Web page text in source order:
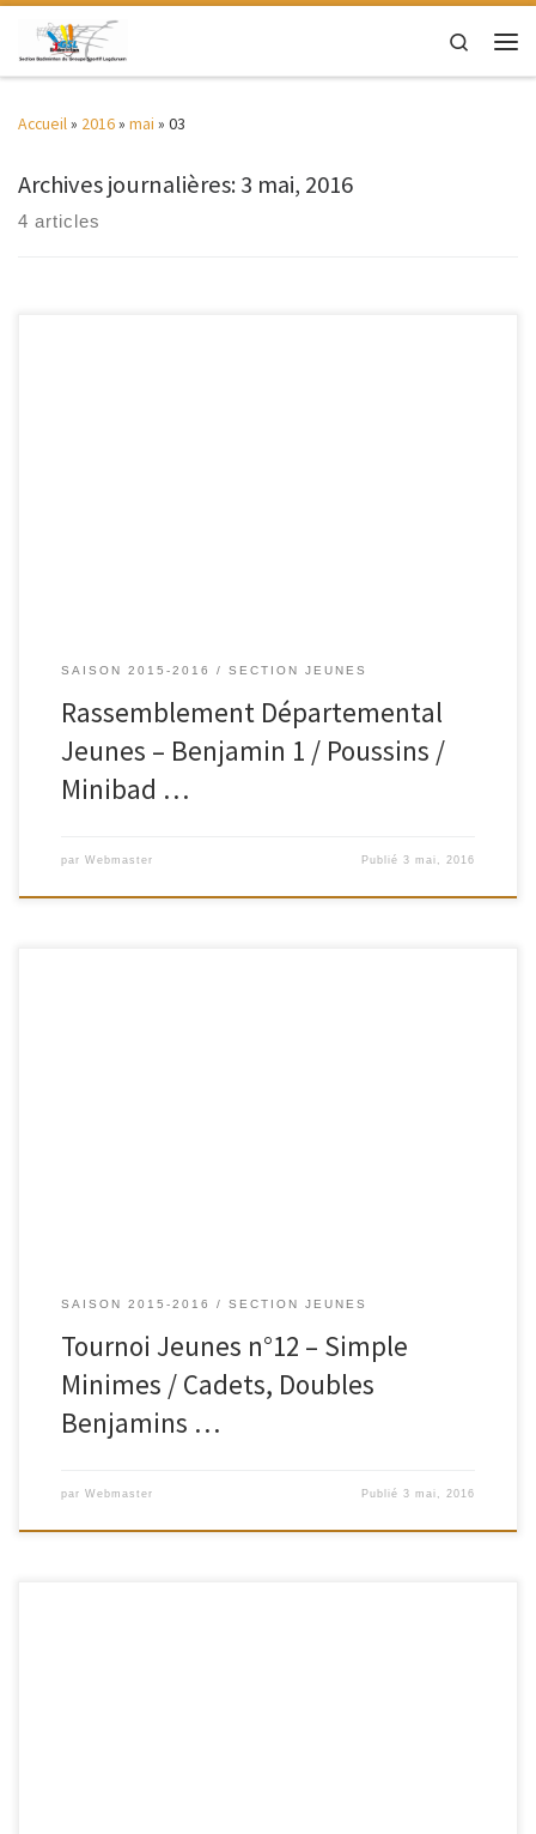
Passer au contenu
Search
Accueil» 2016» mai » 03
Archives journalières:3 mai, 2016
4 articles
SAISON 2015-2016 SECTION JEUNES
Rassemblement Départemental
Jeunes – Benjamin 1 / Poussins /
Minibad …
par Webmaster Publié3 mai, 2016
SAISON 2015-2016 SECTION JEUNES
Tournoi Jeunes n°12 – Simple
Minimes / Cadets, Doubles
Benjamins …
par Webmaster Publié3 mai, 2016